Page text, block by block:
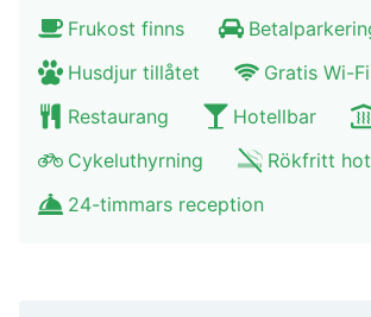
Frukost finns
Husdjur tillåtet
Gratis Wi-Fi
Restaurang
Hotellbar
Cykeluthyrning
Rökfritt
24-timmars reception